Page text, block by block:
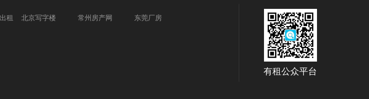
租 北京写字楼 常州房产网 东莞厂房
有租公众平台